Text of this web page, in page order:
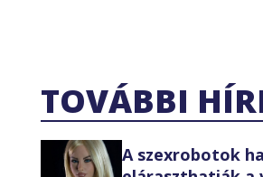
TOVÁBBI
A szexrobotok